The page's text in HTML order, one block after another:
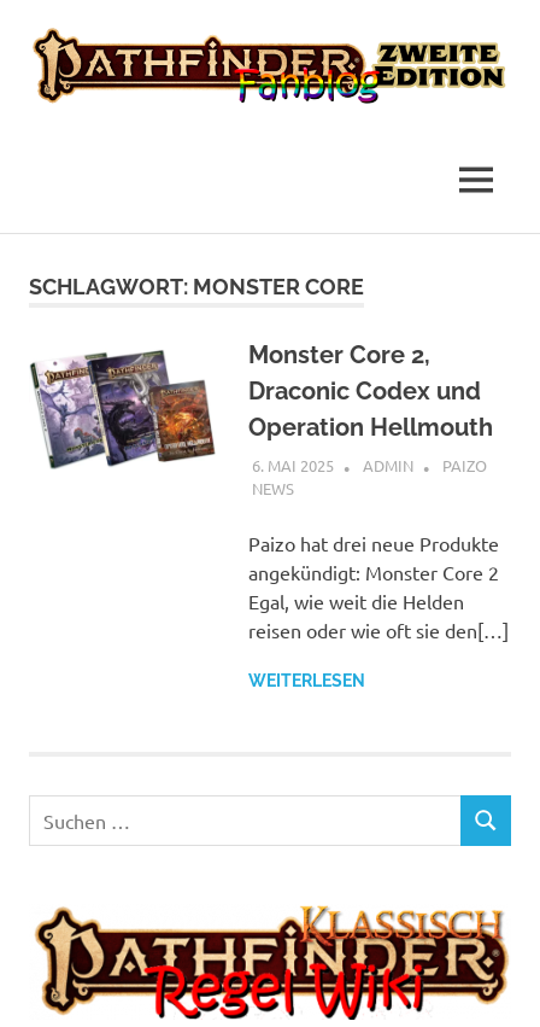
Inhalt
MENÜ
SCHLAGWORT: MONSTER CORE
Monster Core 2,
Draconic Codex und
Operation Hellmouth
6. MAI 2025 ADMIN
PAIZO
NEWS
Paizo hat drei neue Produkte
angekündigt: Monster Core 2
Egal, wie weit die Helden
reisen oder wie oft sie den[…]
WEITERLESEN
nach:
SUCHEN